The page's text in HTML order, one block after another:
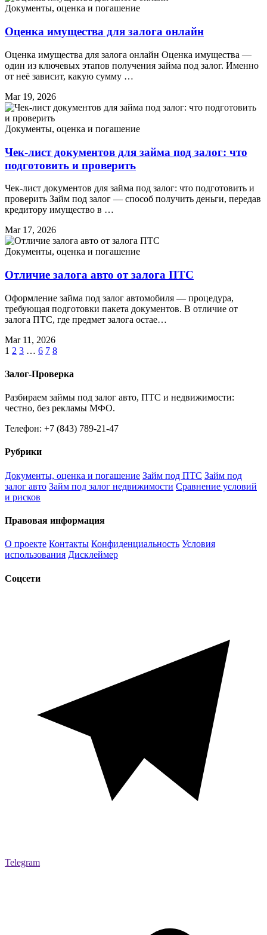
Документы, оценка и погашение
Оценка имущества для залога онлайн
Оценка имущества для залога онлайн Оценка имущества —
один из ключевых этапов получения займа под залог. Именно
от неё зависит, какую сумму …
Mar 19, 2026
Документы, оценка и погашение
Чек-лист документов для займа под залог: что
подготовить и проверить
Чек-лист документов для займа под залог: что подготовить и
проверить Займ под залог — способ получить деньги, передав
кредитору имущество в …
Mar 17, 2026
Документы, оценка и погашение
Отличие залога авто от залога ПТС
Оформление займа под залог автомобиля — процедура,
требующая подготовки пакета документов. В отличие от
залога ПТС, где предмет залога остае…
Mar 11, 2026
1 2 3 … 6 7 8
Залог-Проверка
Разбираем займы под залог авто, ПТС и недвижимости:
честно, без рекламы МФО.
Телефон: +7 (843) 789-21-47
Рубрики
Документы, оценка и погашение Займ под ПТС Займ под
залог авто Займ под залог недвижимости Сравнение условий
и рисков
Правовая информация
О проекте Контакты Конфиденциальность Условия
использования Дисклеймер
Соцсети
Telegram